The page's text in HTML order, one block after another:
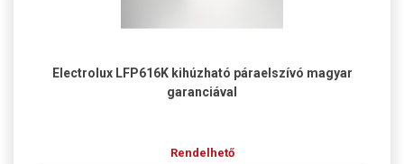
Electrolux LFP616K kihúzható páraelszívó magyar
garanciával
Rendelhető